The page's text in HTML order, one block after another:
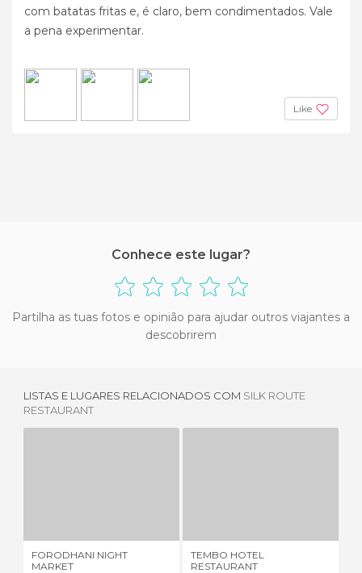
com batatas fritas e, é claro, bem condimentados. Vale
a pena experimentar.
Like
Conhece este lugar?
Partilha as tuas fotos e opinião para ajudar outros viajantes a
descobrirem
LISTAS E LUGARES RELACIONADOS COM SILK ROUTE
RESTAURANT
FORODHANI NIGHT
MARKET
TEMBO HOTEL
RESTAURANT